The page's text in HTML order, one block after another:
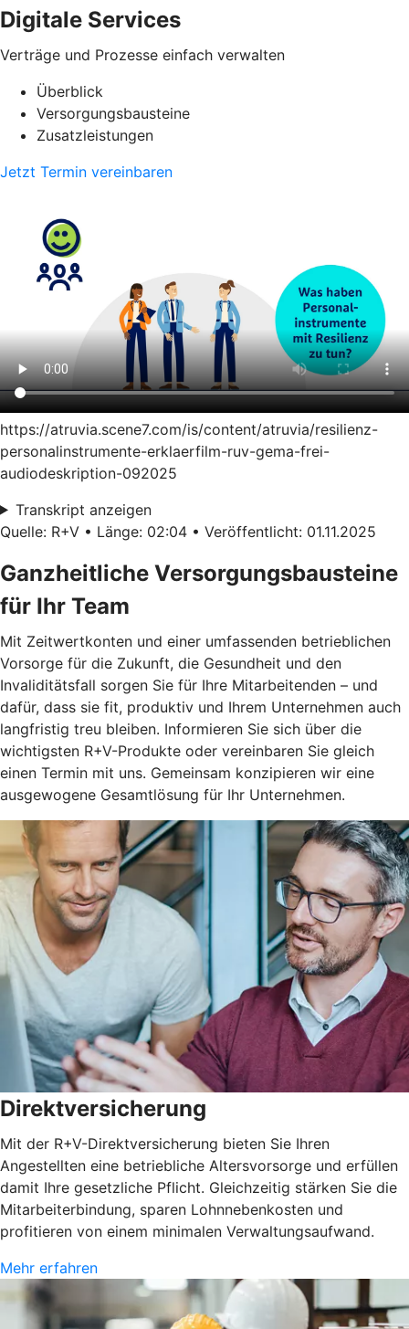
Digitale Services
Verträge und Prozesse einfach verwalten
Überblick
Versorgungsbausteine
Zusatzleistungen
Jetzt Termin vereinbaren
https://atruvia.scene7.com/is/content/atruvia/resilienz-
personalinstrumente-erklaerfilm-ruv-gema-frei-
audiodeskription-092025
Transkript anzeigen
Quelle: R+V • Länge: 02:04 • Veröffentlicht: 01.11.2025
Ganzheitliche Versorgungsbausteine
für Ihr Team
Mit Zeitwertkonten und einer umfassenden betrieblichen
Vorsorge für die Zukunft, die Gesundheit und den
Invaliditätsfall sorgen Sie für Ihre Mitarbeitenden – und
dafür, dass sie fit, produktiv und Ihrem Unternehmen auch
langfristig treu bleiben. Informieren Sie sich über die
wichtigsten R+V-Produkte oder vereinbaren Sie gleich
einen Termin mit uns. Gemeinsam konzipieren wir eine
ausgewogene Gesamtlösung für Ihr Unternehmen.
Direktversicherung
Mit der R+V-Direktversicherung bieten Sie Ihren
Angestellten eine betriebliche Altersvorsorge und erfüllen
damit Ihre gesetzliche Pflicht. Gleichzeitig stärken Sie die
Mitarbeiterbindung, sparen Lohnnebenkosten und
profitieren von einem minimalen Verwaltungsaufwand.
Mehr erfahren